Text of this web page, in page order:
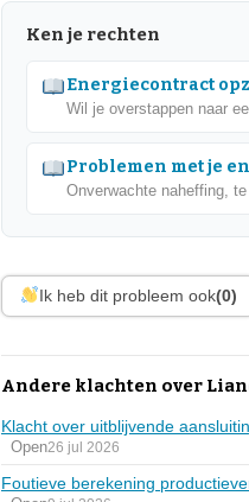
Ken je rechten
Energiecontract
Wil je overstappen naar
Problemen met je
Onverwachte naheffing,
Ik heb dit probleem ook(0)
Andere klachten over
Klacht over uitblijvende
Open26 jul 2026
Foutieve berekening